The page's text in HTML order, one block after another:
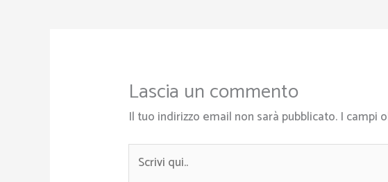
Lascia un commento
Il tuo indirizzo email non sarà pubblicato. I campi
qui..